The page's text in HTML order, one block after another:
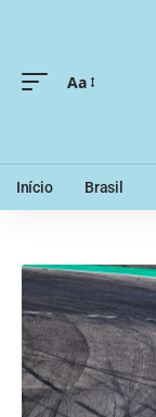
Aa
Início Brasil